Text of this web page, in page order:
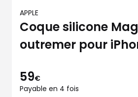
APPLE
Coque silicone
outremer pour
59€
Payable en 4 fois